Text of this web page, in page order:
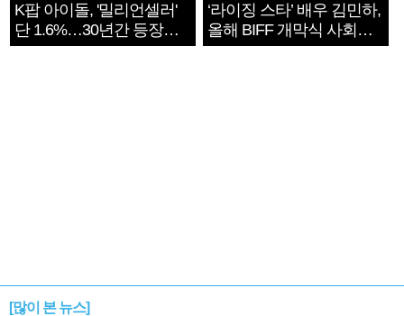
K팝 아이돌, '밀리언셀러'
단 1.6%…30년간 등장
1182개팀 전수조사
‘라이징 스타’ 배우 김민하,
올해 BIFF 개막식 사회자
확정
[많이 본 뉴스]